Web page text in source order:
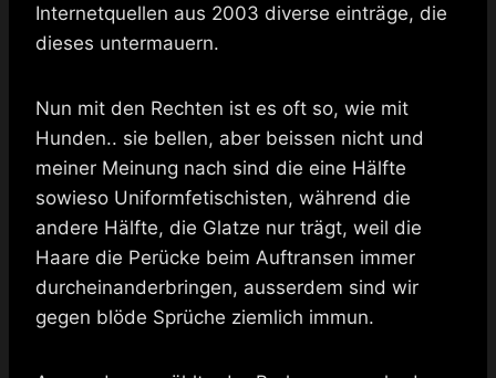
Internetquellen aus 2003 diverse einträge, die
dieses untermauern.
Nun mit den Rechten ist es oft so, wie mit
Hunden.. sie bellen, aber beissen nicht und
meiner Meinung nach sind die eine Hälfte
sowieso Uniformfetischisten, während die
andere Hälfte, die Glatze nur trägt, weil die
Haare die Perücke beim Auftransen immer
durcheinanderbringen, ausserdem sind wir
gegen blöde Sprüche ziemlich immun.